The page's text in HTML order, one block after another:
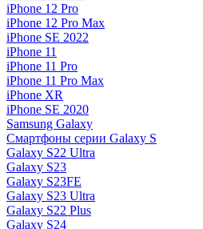
iPhone 12 Pro
iPhone 12 Pro Max
iPhone SE 2022
iPhone 11
iPhone 11 Pro
iPhone 11 Pro Max
iPhone XR
iPhone SE 2020
Samsung Galaxy
Смартфоны серии Galaxy S
Galaxy S22 Ultra
Galaxy S23
Galaxy S23FE
Galaxy S23 Ultra
Galaxy S22 Plus
Galaxy S24